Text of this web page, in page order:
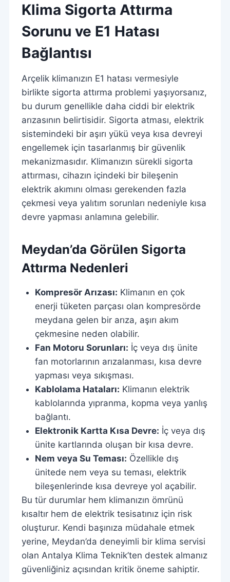
Klima Sigorta Attırma
Sorunu ve E1 Hatası
Bağlantısı
Arçelik klimanızın E1 hatası vermesiyle
birlikte sigorta attırma problemi yaşıyorsanız,
bu durum genellikle daha ciddi bir elektrik
arızasının belirtisidir. Sigorta atması, elektrik
sistemindeki bir aşırı yükü veya kısa devreyi
engellemek için tasarlanmış bir güvenlik
mekanizmasıdır. Klimanızın sürekli sigorta
attırması, cihazın içindeki bir bileşenin
elektrik akımını olması gerekenden fazla
çekmesi veya yalıtım sorunları nedeniyle kısa
devre yapması anlamına gelebilir.
Meydan’da Görülen Sigorta
Attırma Nedenleri
Kompresör Arızası: Klimanın en çok
enerji tüketen parçası olan kompresörde
meydana gelen bir arıza, aşırı akım
çekmesine neden olabilir.
Fan Motoru Sorunları: İç veya dış ünite
fan motorlarının arızalanması, kısa devre
yapması veya sıkışması.
Kablolama Hataları: Klimanın elektrik
kablolarında yıpranma, kopma veya yanlış
bağlantı.
Elektronik Kartta Kısa Devre: İç veya dış
ünite kartlarında oluşan bir kısa devre.
Nem veya Su Teması: Özellikle dış
ünitede nem veya su teması, elektrik
bileşenlerinde kısa devreye yol açabilir.
Bu tür durumlar hem klimanızın ömrünü
kısaltır hem de elektrik tesisatınız için risk
oluşturur. Kendi başınıza müdahale etmek
yerine, Meydan’da deneyimli bir klima servisi
olan Antalya Klima Teknik’ten destek almanız
güvenliğiniz açısından kritik öneme sahiptir.